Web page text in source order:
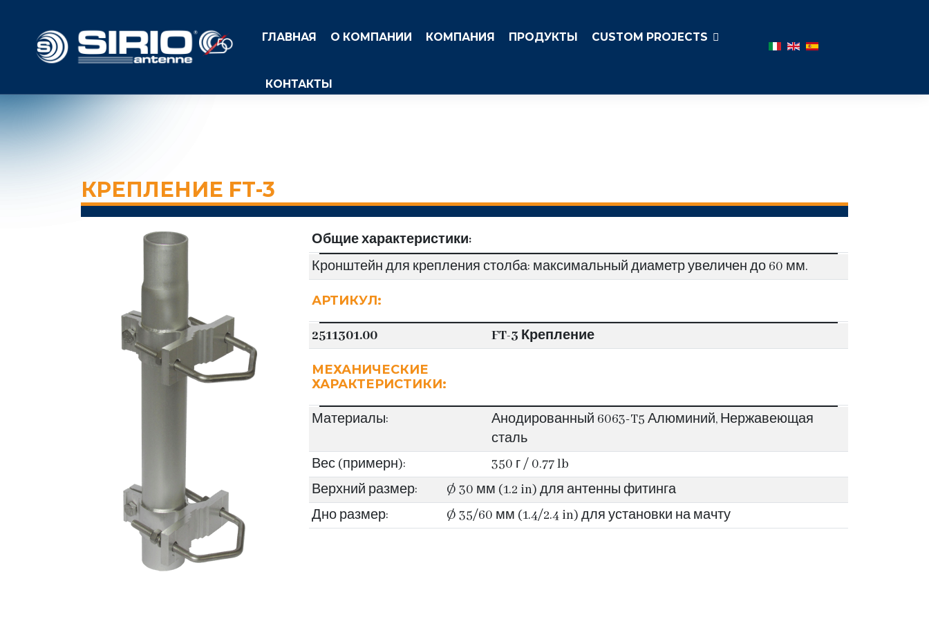
ГЛАВНАЯ О КОМПАНИИ КОМПАНИЯ ПРОДУКТЫ CUSTOM PROJECTS
КОНТАКТЫ
Выберите язык
КРЕПЛЕНИЕ FT-3
Общие характеристики:
Кронштейн для крепления столба: максимальный диаметр увеличен до 60 мм.
АРТИКУЛ:
2511301.00 FT-3 Крепление
МЕХАНИЧЕСКИЕ
ХАРАКТЕРИСТИКИ:
Материалы:
Анодированный 6063-T5 Алюминий, Нержавеющая
сталь
Вес (примерн):
350 г / 0.77 lb
Верхний размер:
Ø 30 мм (1.2 in) для антенны фитинга
Дно размер:
Ø 35/60 мм (1.4/2.4 in) для установки на мачту